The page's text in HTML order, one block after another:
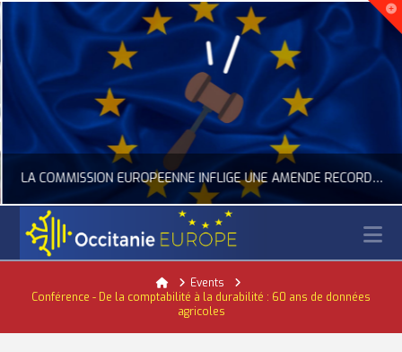
LA COMMISSION EUROPÉENNE INFLIGE UNE AMENDE RECORD À GOOGLE
ACTUALITÉ DE L'UNION EUROPÉENNE, ACTUALITÉ DE LA REPRÉSENTATION D’OCCITANIE EUROPE, NUMÉRIQUE- DIGITAL
HomeEvents
Conférence - De la comptabilité à la durabilité : 60 ans de données
agricoles